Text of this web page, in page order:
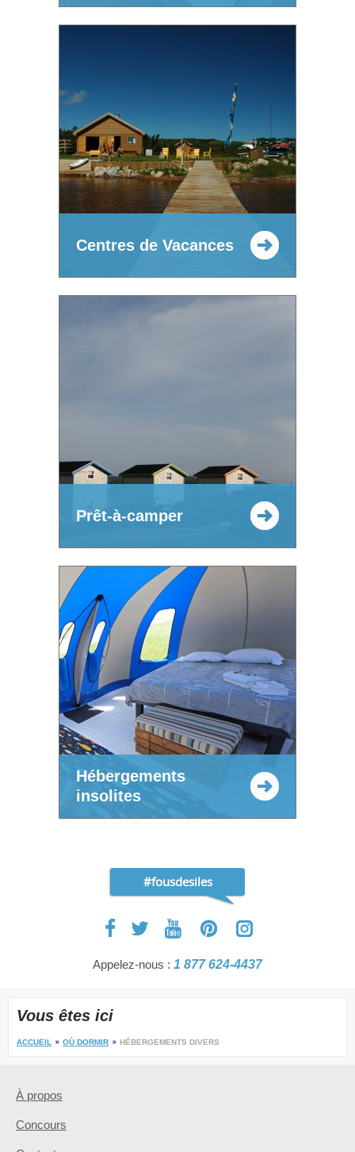
Centres de Vacances
Prêt-à-camper
Hébergements
insolites
#fousdesiles
Appelez-nous : 1 877 624-4437
Vous êtes ici
ACCUEIL OÙ DORMIR HÉBERGEMENTS DIVERS
À propos
Concours